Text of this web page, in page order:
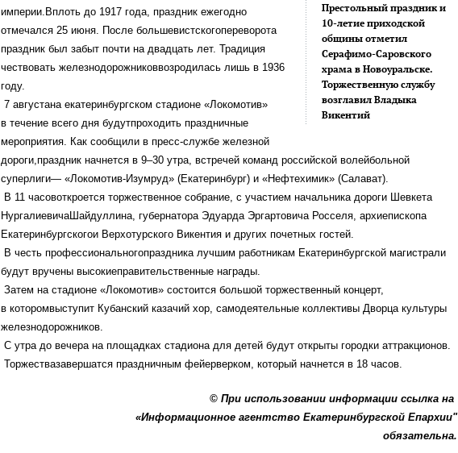
Престольный праздник и
10-летие приходской
общины отметил
Серафимо-Саровского
храма в Новоуральске.
Торжественную службу
возглавил Владыка
Викентий
империи.Вплоть до 1917 года, праздник ежегодно
отмечался 25 июня. После большевистскогопереворота
праздник был забыт почти на двадцать лет. Традиция
чествовать железнодорожниковвозродилась лишь в 1936
году.
7 августана екатеринбургском стадионе «Локомотив»
в течение всего дня будутпроходить праздничные
мероприятия. Как сообщили в пресс-службе железной
дороги,праздник начнется в 9–30 утра, встречей команд российской волейбольной
суперлиги— «Локомотив-Изумруд» (Екатеринбург) и «Нефтехимик» (Салават).
В 11 часовоткроется торжественное собрание, с участием начальника дороги Шевкета
НургалиевичаШайдуллина, губернатора Эдуарда Эргартовича Росселя, архиепископа
Екатеринбургскогои Верхотурского Викентия и других почетных гостей.
В честь профессиональногопраздника лучшим работникам Екатеринбургской магистрали
будут вручены высокиеправительственные награды.
Затем на стадионе «Локомотив» состоится большой торжественный концерт,
в которомвыступит Кубанский казачий хор, самодеятельные коллективы Дворца культуры
железнодорожников.
С утра до вечера на площадках стадиона для детей будут открыты городки аттракционов.
Торжествазавершатся праздничным фейерверком, который начнется в 18 часов.
© При использовании информации ссылка на
«Информационное агентство Екатеринбургской Епархии"
обязательна.